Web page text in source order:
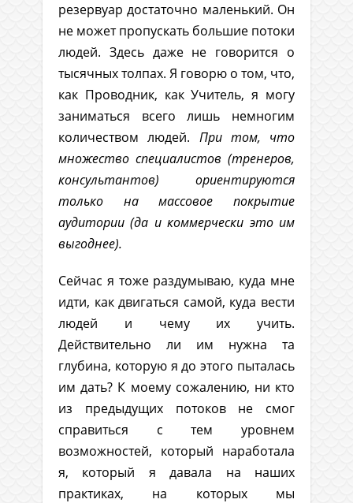
резервуар достаточно маленький. Он
не может пропускать большие потоки
людей. Здесь даже не говорится о
тысячных толпах. Я говорю о том, что,
как Проводник, как Учитель, я могу
заниматься всего лишь немногим
количеством людей. При том, что
множество специалистов (тренеров,
консультантов) ориентируются
только на массовое покрытие
аудитории (да и коммерчески это им
выгоднее).
Сейчас я тоже раздумываю, куда мне
идти, как двигаться самой, куда вести
людей и чему их учить.
Действительно ли им нужна та
глубина, которую я до этого пыталась
им дать? К моему сожалению, ни кто
из предыдущих потоков не смог
справиться с тем уровнем
возможностей, который наработала
я, который я давала на наших
практиках, на которых мы